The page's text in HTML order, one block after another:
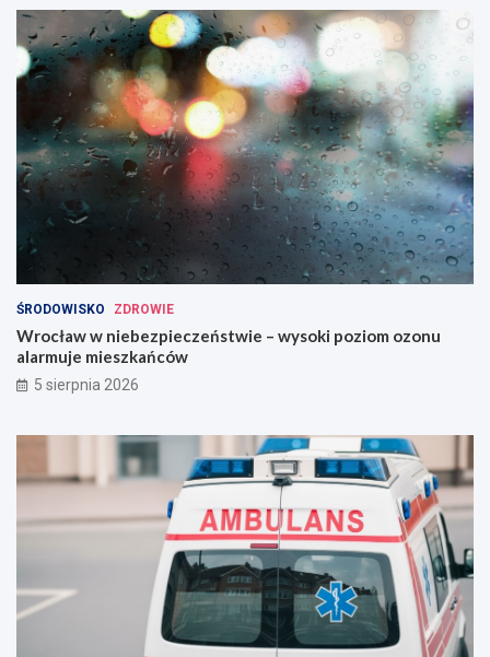
ŚRODOWISKO ZDROWIE
Wrocław w niebezpieczeństwie – wysoki poziom ozonu
alarmuje mieszkańców
5 sierpnia 2026